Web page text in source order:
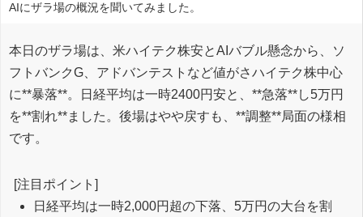
AIにザラ場の概況を聞いてみました。
本日のザラ場は、米ハイテク株安とAIバブル懸念から、ソ
フトバンクG、アドバンテストなど値がさハイテク株中心
に**暴落**。日経平均は一時2400円安と、**急落**し5万円
を**割れ**ました。後場はやや戻すも、**調整**局面の様相
です。
[注目ポイント]
日経平均は一時2,000円超の下落、5万円の大台を割